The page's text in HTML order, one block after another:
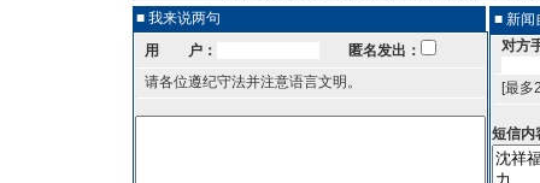
■ 我来说两句
用 户：
匿名发出：
请各位遵纪守法并注意语言文明。
■ 新闻
对方
[最多
短信内